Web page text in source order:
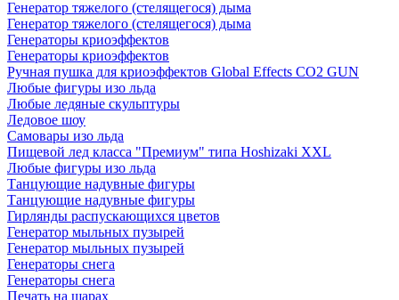
Генератор тяжелого (стелящегося) дыма
Генератор тяжелого (стелящегося) дыма
Генераторы криоэффектов
Генераторы криоэффектов
Ручная пушка для криоэффектов Global Effects CO2 GUN
Любые фигуры изо льда
Любые ледяные скульптуры
Ледовое шоу
Самовары изо льда
Пищевой лед класса "Премиум" типа Hoshizaki XXL
Любые фигуры изо льда
Танцующие надувные фигуры
Танцующие надувные фигуры
Гирлянды распускающихся цветов
Генератор мыльных пузырей
Генератор мыльных пузырей
Генераторы снега
Генераторы снега
Печать на шарах